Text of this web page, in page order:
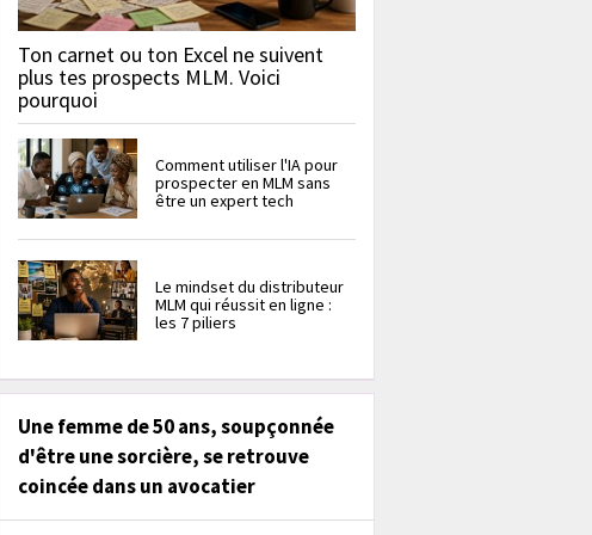
Ton carnet ou ton Excel ne suivent
plus tes prospects MLM. Voici
pourquoi
Comment utiliser l'IA pour
prospecter en MLM sans
être un expert tech
Le mindset du distributeur
MLM qui réussit en ligne :
les 7 piliers
Une femme de 50 ans, soupçonnée
d'être une sorcière, se retrouve
coincée dans un avocatier